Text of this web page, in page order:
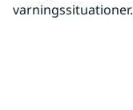
varningssituationer.